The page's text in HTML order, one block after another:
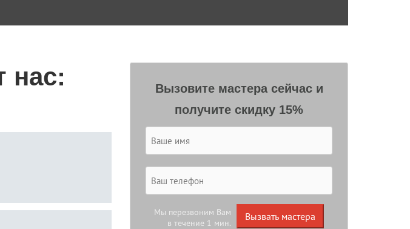
нас:
Вызовите мастера сейчас и
получите скидку 15%
Мы перезвоним Вам
в течение 1 мин.
Вызвать мастера